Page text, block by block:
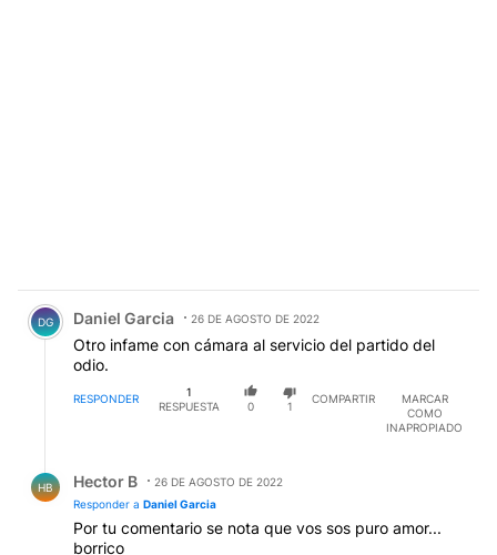
Comentario de Daniel Garcia.
DG Daniel Garcia 26 DE AGOSTO DE 2022
Otro infame con cámara al servicio del partido del
odio.
RESPONDER
1
RESPUESTA
0 1
COMPARTIR
MARCAR
COMO
INAPROPIADO
HB Hector B
26 DE AGOSTO DE 2022
Responder a Daniel Garcia
Por tu comentario se nota que vos sos puro amor...
borrico